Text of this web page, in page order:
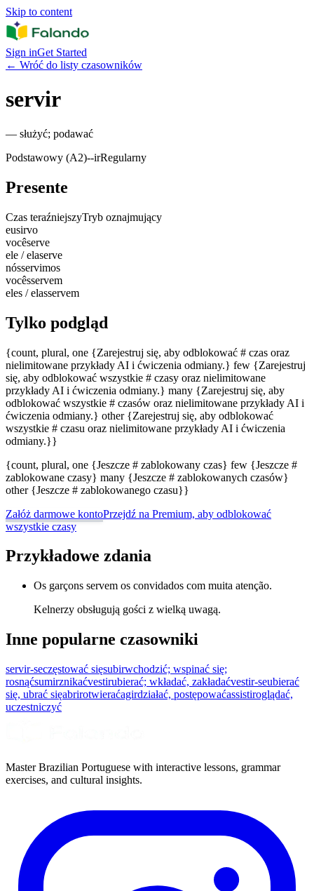
Skip to content
Sign inGet Started
← Wróć do listy czasowników
servir
— służyć; podawać
Podstawowy (A2)--irRegularny
Presente
Czas teraźniejszyTryb oznajmujący
eusirvo
vocêserve
ele / elaserve
nósservimos
vocêsservem
eles / elasservem
Tylko podgląd
{count, plural, one {Zarejestruj się, aby odblokować # czas oraz
nielimitowane przykłady AI i ćwiczenia odmiany.} few {Zarejestruj
się, aby odblokować wszystkie # czasy oraz nielimitowane
przykłady AI i ćwiczenia odmiany.} many {Zarejestruj się, aby
odblokować wszystkie # czasów oraz nielimitowane przykłady AI i
ćwiczenia odmiany.} other {Zarejestruj się, aby odblokować
wszystkie # czasu oraz nielimitowane przykłady AI i ćwiczenia
odmiany.}}
{count, plural, one {Jeszcze # zablokowany czas} few {Jeszcze #
zablokowane czasy} many {Jeszcze # zablokowanych czasów}
other {Jeszcze # zablokowanego czasu}}
Załóż darmowe kontoPrzejdź na Premium, aby odblokować
wszystkie czasy
Przykładowe zdania
Os garçons servem os convidados com muita atenção.
Kelnerzy obsługują gości z wielką uwagą.
Inne popularne czasowniki
servir-seczęstować sięsubirwchodzić; wspinać się;
rosnąćsumirznikaćvestirubierać; wkładać, zakładaćvestir-seubierać
się, ubrać sięabrirotwieraćagirdziałać, postępowaćassistiroglądać,
uczestniczyć
Master Brazilian Portuguese with interactive lessons, grammar
exercises, and cultural insights.